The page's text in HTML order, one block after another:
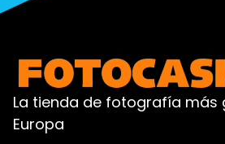
La tienda de fotografía más
Europa